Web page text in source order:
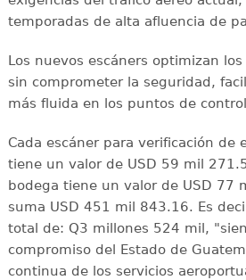
temporadas de alta afluencia de
Los nuevos escáners optimizan
sin comprometer la seguridad,
más fluida en los puntos de
Cada escáner para verificación de
tiene un valor de USD 59 mil
bodega tiene un valor de USD 77
suma USD 451 mil 843.16. Es
total de: Q3 millones 524 mil,
compromiso del Estado de
continua de los servicios